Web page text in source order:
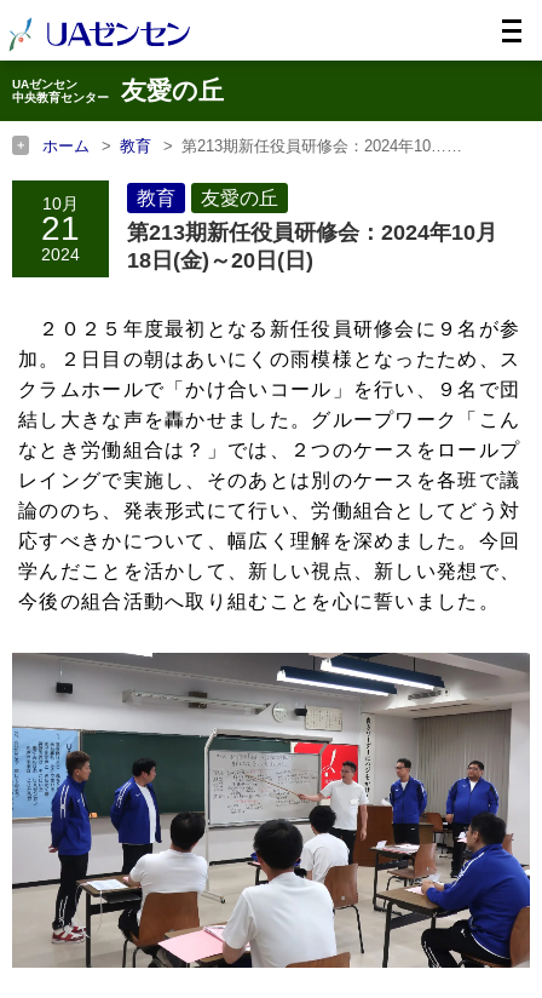
UAゼンセン
中央教育センター
友愛の丘
ホーム 教育
第213期新任役員研修会：2024年10……
10月
21
2024
教育 友愛の丘
第213期新任役員研修会：2024年10月
18日(金)～20日(日)
２０２５年度最初となる新任役員研修会に９名が参
加。２日目の朝はあいにくの雨模様となったため、ス
クラムホールで「かけ合いコール」を行い、９名で団
結し大きな声を轟かせました。グループワーク「こん
なとき労働組合は？」では、２つのケースをロールプ
レイングで実施し、そのあとは別のケースを各班で議
論ののち、発表形式にて行い、労働組合としてどう対
応すべきかについて、幅広く理解を深めました。今回
学んだことを活かして、新しい視点、新しい発想で、
今後の組合活動へ取り組むことを心に誓いました。